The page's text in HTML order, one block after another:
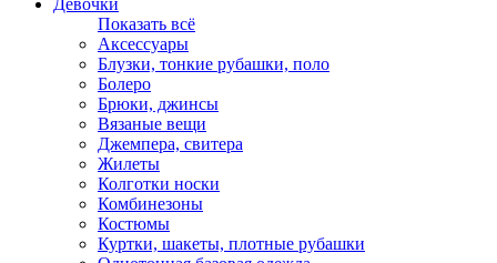
Девочки
Показать всё
Аксессуары
Блузки, тонкие рубашки, поло
Болеро
Брюки, джинсы
Вязаные вещи
Джемпера, свитера
Жилеты
Колготки носки
Комбинезоны
Костюмы
Куртки, шакеты, плотные рубашки